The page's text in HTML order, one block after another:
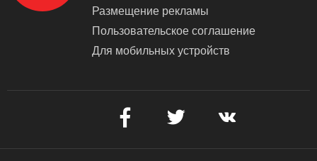
Размещение рекламы
Пользовательское соглашение
Для мобильных устройств